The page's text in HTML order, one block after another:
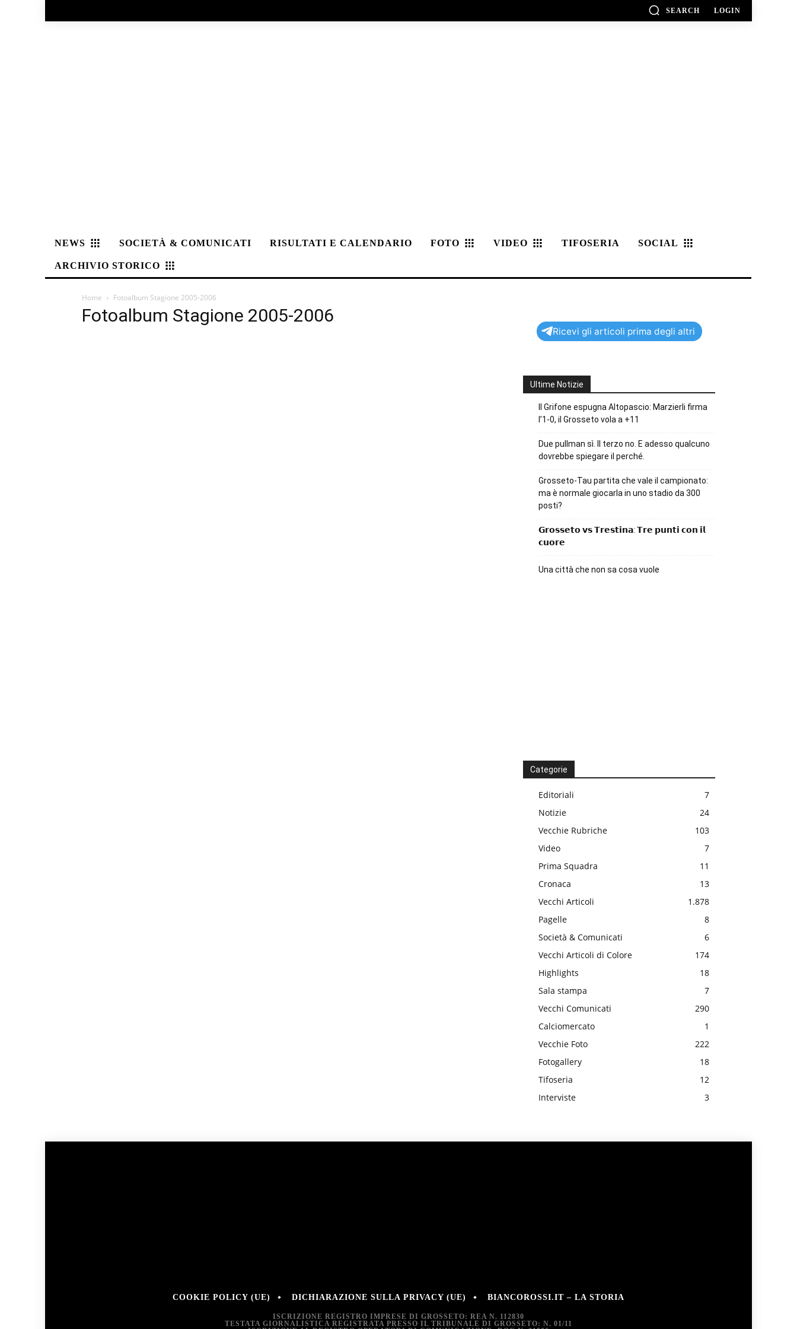
SEARCH LOGIN
NEWS SOCIETÀ & COMUNICATI RISULTATI E CALENDARIO FOTO VIDEO TIFOSERIA SOCIAL
ARCHIVIO STORICO
Home Fotoalbum Stagione 2005-2006
Fotoalbum Stagione 2005-2006
Ricevi gli articoli prima degli altri
Ultime Notizie
Il Grifone espugna Altopascio: Marzierli firma
l’1-0, il Grosseto vola a +11
Due pullman sì. Il terzo no. E adesso qualcuno
dovrebbe spiegare il perché.
Grosseto-Tau partita che vale il campionato:
ma è normale giocarla in uno stadio da 300
posti?
𝗚𝗿𝗼𝘀𝘀𝗲𝘁𝗼 𝘃𝘀 𝗧𝗿𝗲𝘀𝘁𝗶𝗻𝗮: 𝗧𝗿𝗲 𝗽𝘂𝗻𝘁𝗶 𝗰𝗼𝗻 𝗶𝗹
𝗰𝘂𝗼𝗿𝗲
Una città che non sa cosa vuole
Categorie
Editoriali
7
Notizie
24
Vecchie Rubriche
103
Video
7
Prima Squadra
11
Cronaca
13
Vecchi Articoli
1.878
Pagelle
8
Società & Comunicati
6
Vecchi Articoli di Colore
174
Highlights
18
Sala stampa
7
Vecchi Comunicati
290
Calciomercato
1
Vecchie Foto
222
Fotogallery
18
Tifoseria
12
Interviste
3
COOKIE POLICY (UE) DICHIARAZIONE SULLA PRIVACY (UE) BIANCOROSSI.IT – LA STORIA
ISCRIZIONE REGISTRO IMPRESE DI GROSSETO: REA N. 112830
TESTATA GIORNALISTICA REGISTRATA PRESSO IL TRIBUNALE DI GROSSETO: N. 01/11